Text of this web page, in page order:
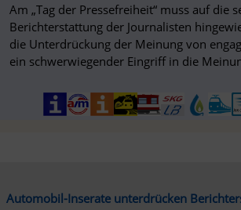
Am „Tag der Pressefreiheit“ muss auf die
Berichterstattung der Journalisten
die Unterdrückung der Meinung von
ein schwerwiegender Eingriff in die
Automobil-Inserate unterdrücken